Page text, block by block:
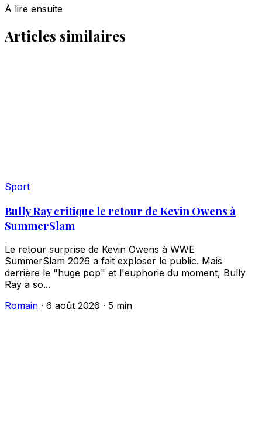
À lire ensuite
Articles similaires
Sport
Bully Ray critique le retour de Kevin Owens à
SummerSlam
Le retour surprise de Kevin Owens à WWE
SummerSlam 2026 a fait exploser le public. Mais
derrière le "huge pop" et l'euphorie du moment, Bully
Ray a so...
Romain · 6 août 2026 · 5 min